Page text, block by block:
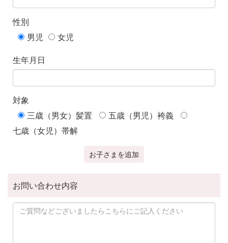
性別
男児
女児
生年月日
対象
三歳（男女）髪置
五歳（男児）袴義
七歳（女児）帯解
お子さまを追加
お問い合わせ内容